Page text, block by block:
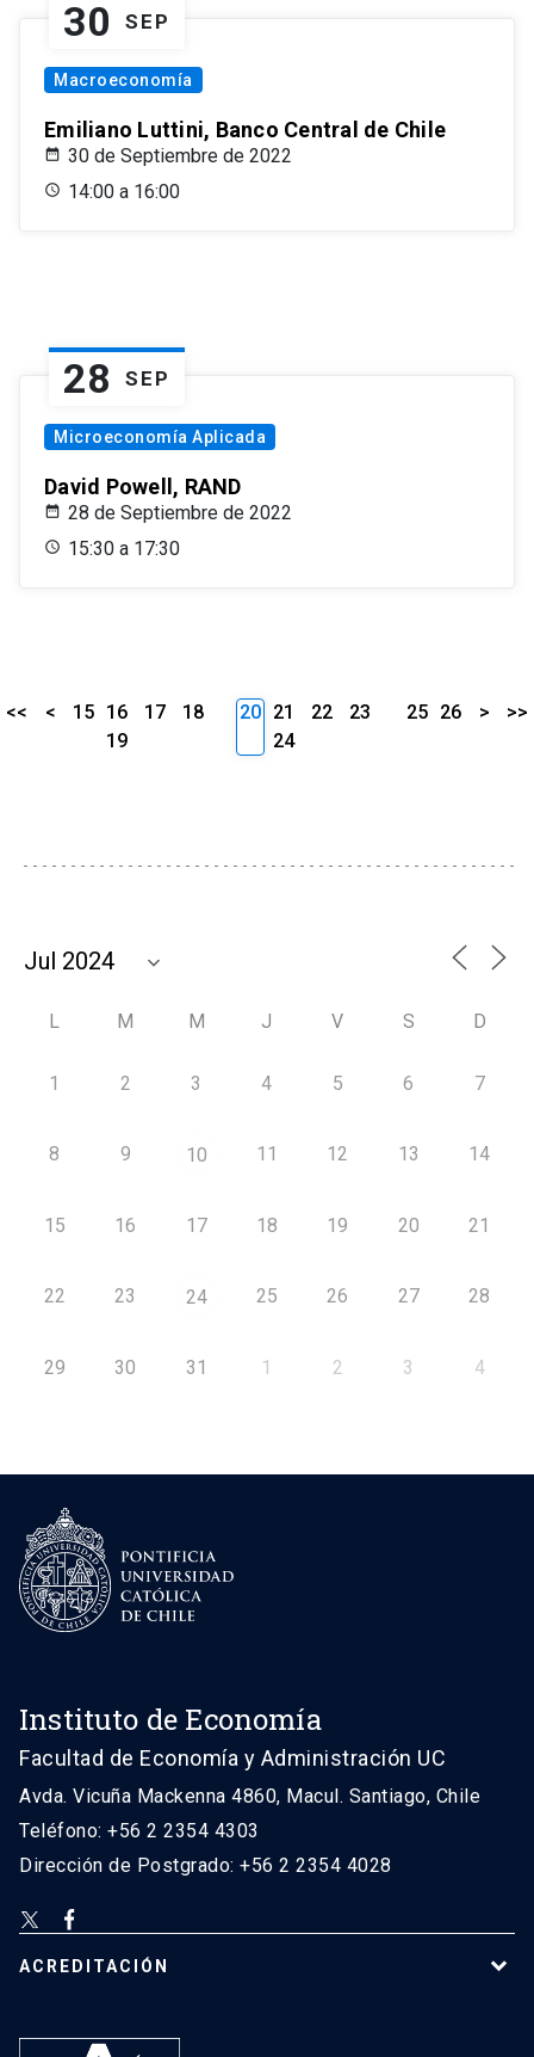
30 SEP
Macroeconomía
Emiliano Luttini, Banco Central de Chile
30 de Septiembre de 2022
14:00 a 16:00
28 SEP
Microeconomía Aplicada
David Powell, RAND
28 de Septiembre de 2022
15:30 a 17:30
<< < 15 16 17
18
19
20 21 22
23
24
25 26 > >>
L M M J V S D
1 2 3 4 5 6 7
8 9 10 11 12 13 14
15 16 17 18 19 20 21
22 23 24 25 26 27 28
29 30 31 1 2 3 4
Instituto de Economía
Facultad de Economía y Administración UC
Avda. Vicuña Mackenna 4860, Macul. Santiago, Chile
Teléfono: +56 2 2354 4303
Dirección de Postgrado: +56 2 2354 4028
ACREDITACIÓN